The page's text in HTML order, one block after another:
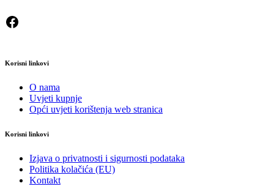
Facebook
Korisni linkovi
O nama
Uvjeti kupnje
Opći uvjeti korištenja web stranica
Korisni linkovi
Izjava o privatnosti i sigurnosti podataka
Politika kolačića (EU)
Kontakt